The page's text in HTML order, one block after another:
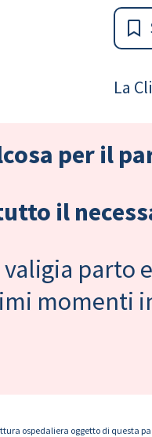
La
per il
il
momenti
ospedaliera oggetto di questa